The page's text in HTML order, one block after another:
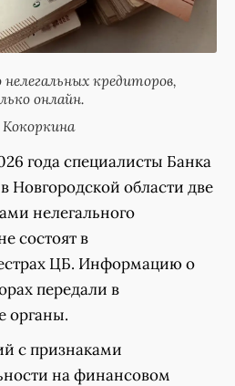
кредиторов,
онлайн.
года специалисты Банка
Новгородской области две
нелегального
состоят в
ЦБ. Информацию о
передали в
органы.
с признаками
на финансовом